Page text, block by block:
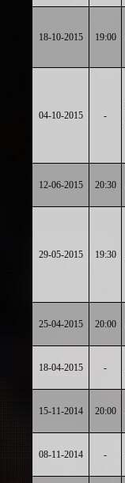
18-10-2015 19:00
04-10-2015 -
12-06-2015 20:30
29-05-2015 19:30
25-04-2015 20:00
18-04-2015 -
15-11-2014 20:00
08-11-2014 -